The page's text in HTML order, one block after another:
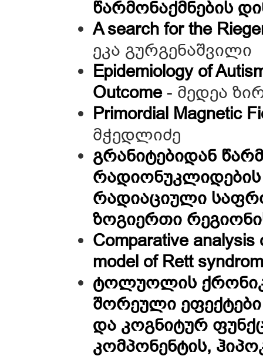
წარმონაქმნების
A search for the
ეკა გურგენაშვილი
Epidemiology of
Outcome- მედეა
Primordial Magnetic
მჭედლიძე
გრანიტებიდან
რადიონუკლიდების
რადიაციული
ზოგიერთი
Comparative analysis
model of Rett
ტოლუოლის
შორეული
და კოგნიტურ
კომპონენტის,